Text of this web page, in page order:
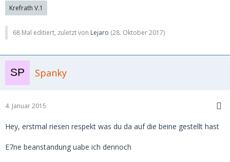
Krefrath V.1
68 Mal editiert, zuletzt von Lejaro (28. Oktober 2017)
Spanky
4. Januar 2015
Hey, erstmal riesen respekt was du da auf die beine gestellt hast
E7ne beanstandung uabe ich dennoch